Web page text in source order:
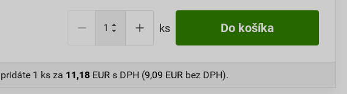
ks Do košíka
1 ks za 11,18 EUR s DPH (9,09 EUR bez DPH).